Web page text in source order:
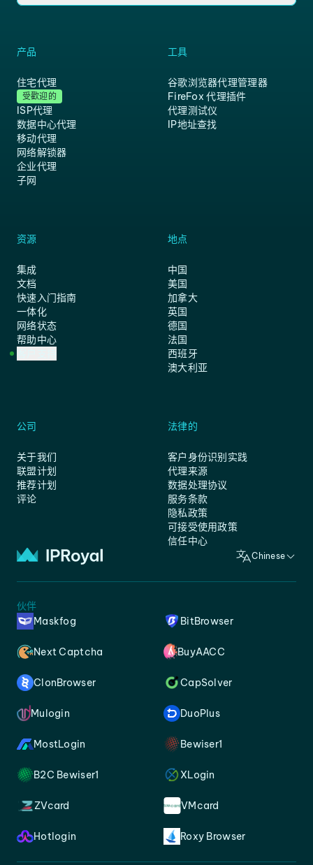
产品
住宅代理
受歡迎的
ISP代理
数据中心代理
移动代理
网络解锁器
企业代理
子网
工具
谷歌浏览器代理管理器
FireFox 代理插件
代理测试仪
IP地址查找
资源
集成
文档
快速入门指南
一体化
网络状态
帮助中心
地点
中国
美国
加拿大
英国
德国
法国
西班牙
澳大利亚
公司
关于我们
联盟计划
推荐计划
评论
法律的
客户身份识别实践
代理来源
数据处理协议
服务条款
隐私政策
可接受使用政策
信任中心
Chinese
伙伴
Maskfog
BitBrowser
Next Captcha BuyAACC
ClonBrowser CapSolver
Mulogin DuoPlus
MostLogin Bewiser1
B2C Bewiser1 XLogin
ZVcard VMcard
Hotlogin Roxy Browser